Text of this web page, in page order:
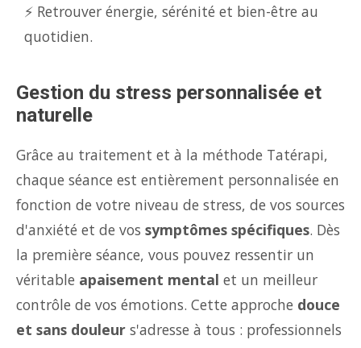
⚡ Retrouver énergie, sérénité et bien-être au
quotidien.
Gestion du stress personnalisée et
naturelle
Grâce au traitement et à la méthode Tatérapi,
chaque séance est entièrement personnalisée en
fonction de votre niveau de stress, de vos sources
d'anxiété et de vos symptômes spécifiques. Dès
la première séance, vous pouvez ressentir un
véritable apaisement mental et un meilleur
contrôle de vos émotions. Cette approche douce
et sans douleur s'adresse à tous : professionnels